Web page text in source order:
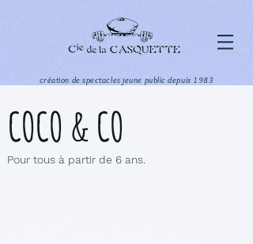
création de spectacles jeune public depuis 1983
COCO & CO
Pour tous à partir de 6 ans.